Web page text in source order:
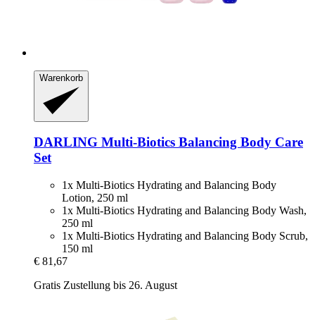
Warenkorb
DARLING Multi-​Biotics Balancing Body Care
Set
1x Multi-Biotics Hydrating and Balancing Body
Lotion, 250 ml
1x Multi-Biotics Hydrating and Balancing Body Wash,
250 ml
1x Multi-Biotics Hydrating and Balancing Body Scrub,
150 ml
€ 81,67
Gratis Zustellung bis 26. August